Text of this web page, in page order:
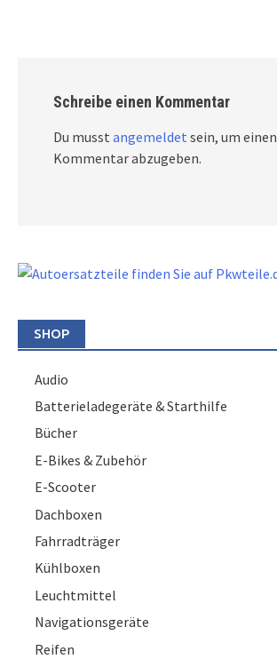
Schreibe einen Kommentar
Du musst angemeldet sein, um einen
Kommentar abzugeben.
SHOP
Audio
Batterieladegeräte & Starthilfe
Bücher
E-Bikes & Zubehör
E-Scooter
Dachboxen
Fahrradträger
Kühlboxen
Leuchtmittel
Navigationsgeräte
Reifen